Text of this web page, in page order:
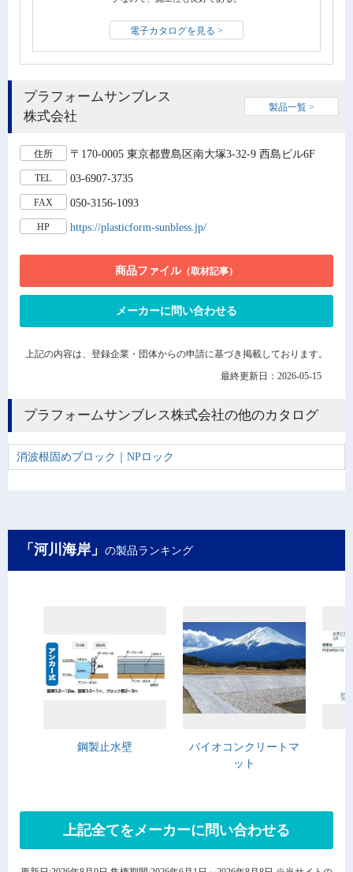
電子カタログを見る >
プラフォームサンブレス
株式会社
製品一覧 >
住所 〒170-0005 東京都豊島区南大塚3-32-9 西島ビル6F
TEL 03-6907-3735
FAX 050-3156-1093
HP https://plasticform-sunbless.jp/
商品ファイル（取材記事）
メーカーに問い合わせる
上記の内容は、登録企業・団体からの申請に基づき掲載しております。
最終更新日：2026-05-15
プラフォームサンブレス株式会社の他のカタログ
消波根固めブロック｜NPロック
「河川海岸」 の製品ランキング
鋼製止水壁
バイオコンクリートマ
ット
上記全てをメーカーに問い合わせる